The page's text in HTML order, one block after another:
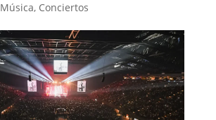
Música, Conciertos